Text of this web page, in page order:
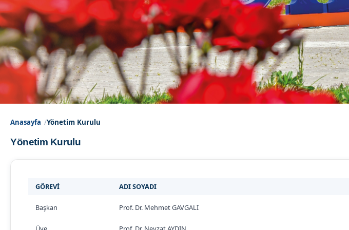
Anasayfa Yönetim Kurulu
Yönetim Kurulu
GÖREVİ ADI SOYADI
Başkan Prof. Dr. Mehmet GAVGALI